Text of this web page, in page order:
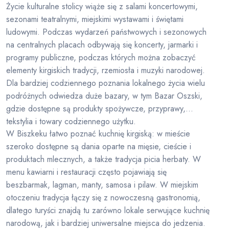
Życie kulturalne stolicy wiąże się z salami koncertowymi,
sezonami teatralnymi, miejskimi wystawami i świętami
ludowymi. Podczas wydarzeń państwowych i sezonowych
na centralnych placach odbywają się koncerty, jarmarki i
programy publiczne, podczas których można zobaczyć
elementy kirgiskich tradycji, rzemiosła i muzyki narodowej.
Dla bardziej codziennego poznania lokalnego życia wielu
podróżnych odwiedza duże bazary, w tym Bazar Oszski,
gdzie dostępne są produkty spożywcze, przyprawy,
tekstylia i towary codziennego użytku.
W Biszkeku łatwo poznać kuchnię kirgiską: w mieście
szeroko dostępne są dania oparte na mięsie, cieście i
produktach mlecznych, a także tradycja picia herbaty. W
menu kawiarni i restauracji często pojawiają się
beszbarmak, lagman, manty, samosa i pilaw. W miejskim
otoczeniu tradycja łączy się z nowoczesną gastronomią,
dlatego turyści znajdą tu zarówno lokale serwujące kuchnię
narodową, jak i bardziej uniwersalne miejsca do jedzenia.